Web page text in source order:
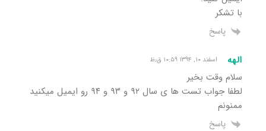
با تشکر
پاسخ
الهه اسفند ۱۰, ۱۳۹۴ ۱۰:۵۹ ق٫ظ
سلام وقت بخیر
لطفا جواب تست ها ی سال ۹۲ و ۹۳ و ۹۴ رو ایمیل میکنید
ممنونم
پاسخ